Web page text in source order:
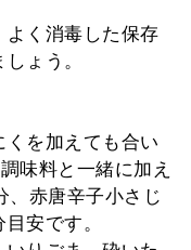
く消毒した保存
ょう。
を加えても合い
味料と一緒に加え
、赤唐辛子小さじ
安です。